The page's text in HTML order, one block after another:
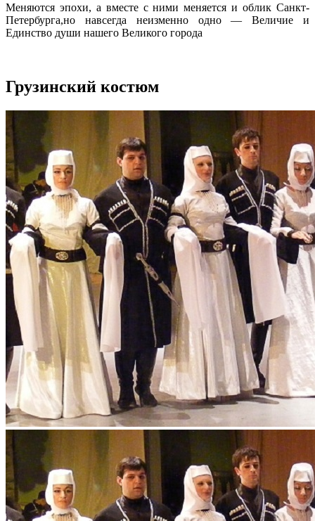
Меняются эпохи, а вместе с ними меняется и облик Санкт-
Петербурга,но навсегда неизменно одно — Величие и
Единство души нашего Великого города
Грузинский костюм